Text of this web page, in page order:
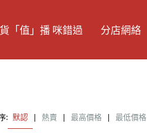
「值」播 咪錯過 分店網絡
: 默認 | 熱賣 | 最高價格 | 最低價格